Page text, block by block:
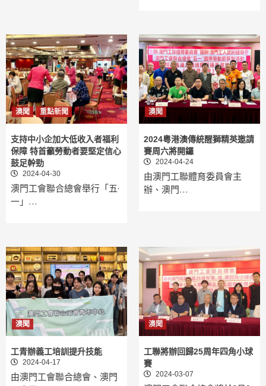
澳聞 重點新聞
支持中小企加大低收入者福利
保障 特首籲勞動者要堅定信心
鼓足幹勁
2024-04-30
澳門工會聯合總會舉行「五·
一」…
澳聞
2024粵港澳傳統醒獅精英邀請
賽周六將開鑼
2024-04-24
由澳門工聯體育委員會主
辦、澳門…
澳聞
工青辦義工培訓提升技能
2024-04-17
由澳門工會聯合總會、澳門
澳聞
工聯將辦回歸25周年四角小球
賽
2024-03-07